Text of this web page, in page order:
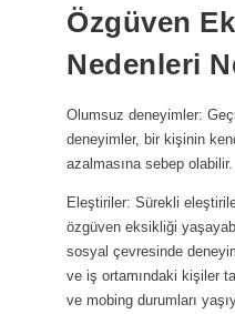
Özgüven
Nedenleri
Olumsuz deneyimler:
deneyimler, bir kişinin
azalmasına sebep olabilir.
Eleştiriler: Sürekli
özgüven eksikliği
sosyal çevresinde
ve iş ortamındaki kişiler
ve mobing durumları